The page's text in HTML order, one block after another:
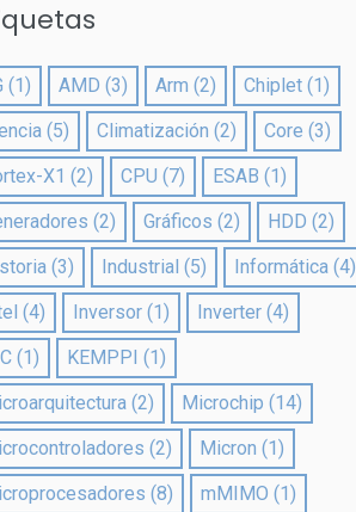
(1) AMD (3) Arm (2) Chiplet (1)
(5) Climatización (2) Core (3)
X1 (2) CPU (7) ESAB (1)
(2) Gráficos (2) HDD (2)
(3) Industrial (5) Informática (4)
(4) Inversor (1) Inverter (4)
(1) KEMPPI (1)
(2) Microchip (14)
(2) Micron (1)
(8) mMIMO (1)